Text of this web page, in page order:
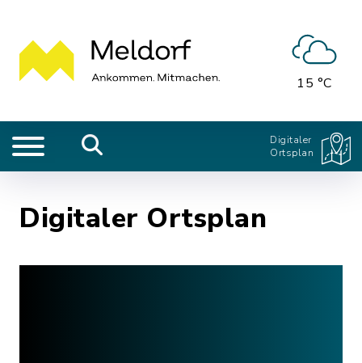
15 °C
Digitaler
Ortsplan
Digitaler Ortsplan